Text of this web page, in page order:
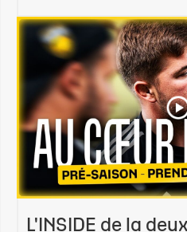
L'INSIDE de la